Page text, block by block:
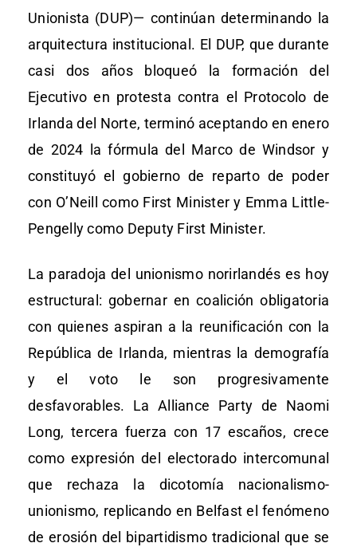
Unionista (DUP)— continúan determinando la
arquitectura institucional. El DUP, que durante
casi dos años bloqueó la formación del
Ejecutivo en protesta contra el Protocolo de
Irlanda del Norte, terminó aceptando en enero
de 2024 la fórmula del Marco de Windsor y
constituyó el gobierno de reparto de poder
con O’Neill como First Minister y Emma Little-
Pengelly como Deputy First Minister.
La paradoja del unionismo norirlandés es hoy
estructural: gobernar en coalición obligatoria
con quienes aspiran a la reunificación con la
República de Irlanda, mientras la demografía
y el voto le son progresivamente
desfavorables. La Alliance Party de Naomi
Long, tercera fuerza con 17 escaños, crece
como expresión del electorado intercomunal
que rechaza la dicotomía nacionalismo-
unionismo, replicando en Belfast el fenómeno
de erosión del bipartidismo tradicional que se